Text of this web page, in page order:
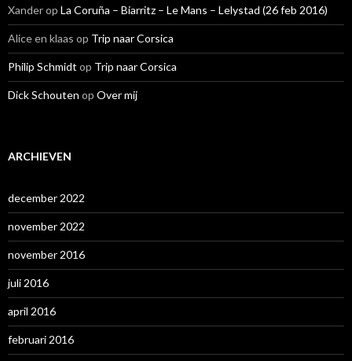
Xanderop La Coruña – Biarritz – Le Mans – Lelystad (26 feb 2016)
Alice en klaas op Trip naar Corsica
Philip Schmidt op Trip naar Corsica
Dick Schouten op Over mij
ARCHIEVEN
december 2022
november 2022
november 2016
juli 2016
april 2016
februari 2016